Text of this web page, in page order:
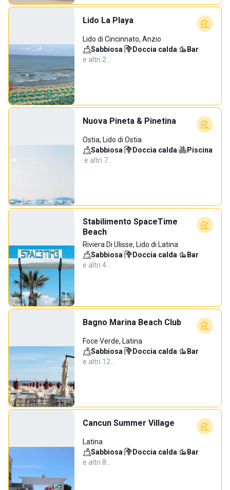
Lido La Playa
Lido di Cincinnato, Anzio
Sabbiosa· Doccia calda· Bar·
e altri 2…
Nuova Pineta & Pinetina
Ostia, Lido di Ostia
Sabbiosa· Doccia calda·
Piscina
·e altri 7…
Stabilimento SpaceTime
Beach
Riviera Di Ulisse, Lido di Latina
Sabbiosa· Doccia calda· Bar·
e altri 4…
Bagno Marina Beach Club
Foce Verde, Latina
Sabbiosa· Doccia calda· Bar·
e altri 12…
Cancun Summer Village
Latina
Sabbiosa· Doccia calda· Bar·
e altri 8…